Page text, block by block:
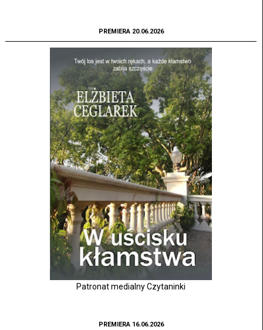
PREMIERA 20.06.2026
Patronat medialny Czytaninki
PREMIERA 16.06.2026